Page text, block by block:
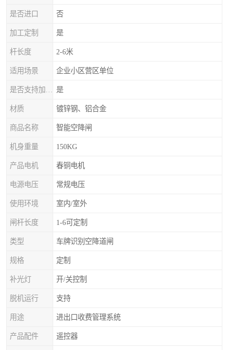
是否进口 否
加工定制 是
杆长度 2-6米
适用场景 企业小区营区单位
是
材质 镀锌钢、铝合金
商品名称 智能空降闸
机身重量 150KG
产品电机 春铜电机
电源电压 常规电压
使用环境 室内/室外
闸杆长度 1-6可定制
类型 车牌识别空降道闸
规格 定制
补光灯 开/关控制
脱机运行 支持
用途 进出口收费管理系统
产品配件 遥控器